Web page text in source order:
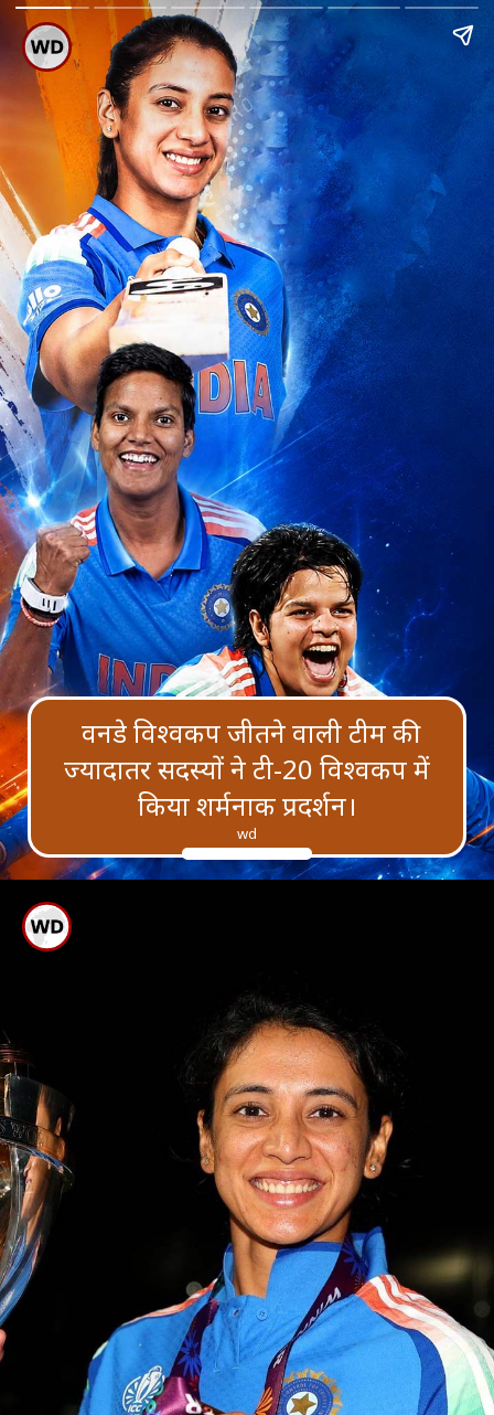
वनडे विश्वकप जीतने वाली टीम की
ज्यादातर सदस्यों ने टी-20 विश्वकप में
किया शर्मनाक प्रदर्शन।
wd